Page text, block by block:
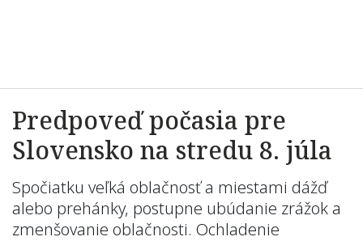
Predpoveď počasia pre
Slovensko na stredu 8. júla
Spočiatku veľká oblačnosť a miestami dážď
alebo prehánky, postupne ubúdanie zrážok a
zmenšovanie oblačnosti. Ochladenie